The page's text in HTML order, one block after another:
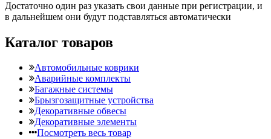
Достаточно один раз указать свои данные при регистрации, и
в дальнейшем они будут подставляться автоматически
Каталог товаров
Автомобильные коврики
Аварийные комплекты
Багажные системы
Брызгозащитные устройства
Декоративные обвесы
Декоративные элементы
Посмотреть весь товар